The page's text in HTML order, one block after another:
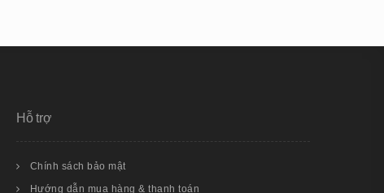
Hỗ trợ
Chính sách bảo mật
Hướng dẫn mua hàng & thanh toán